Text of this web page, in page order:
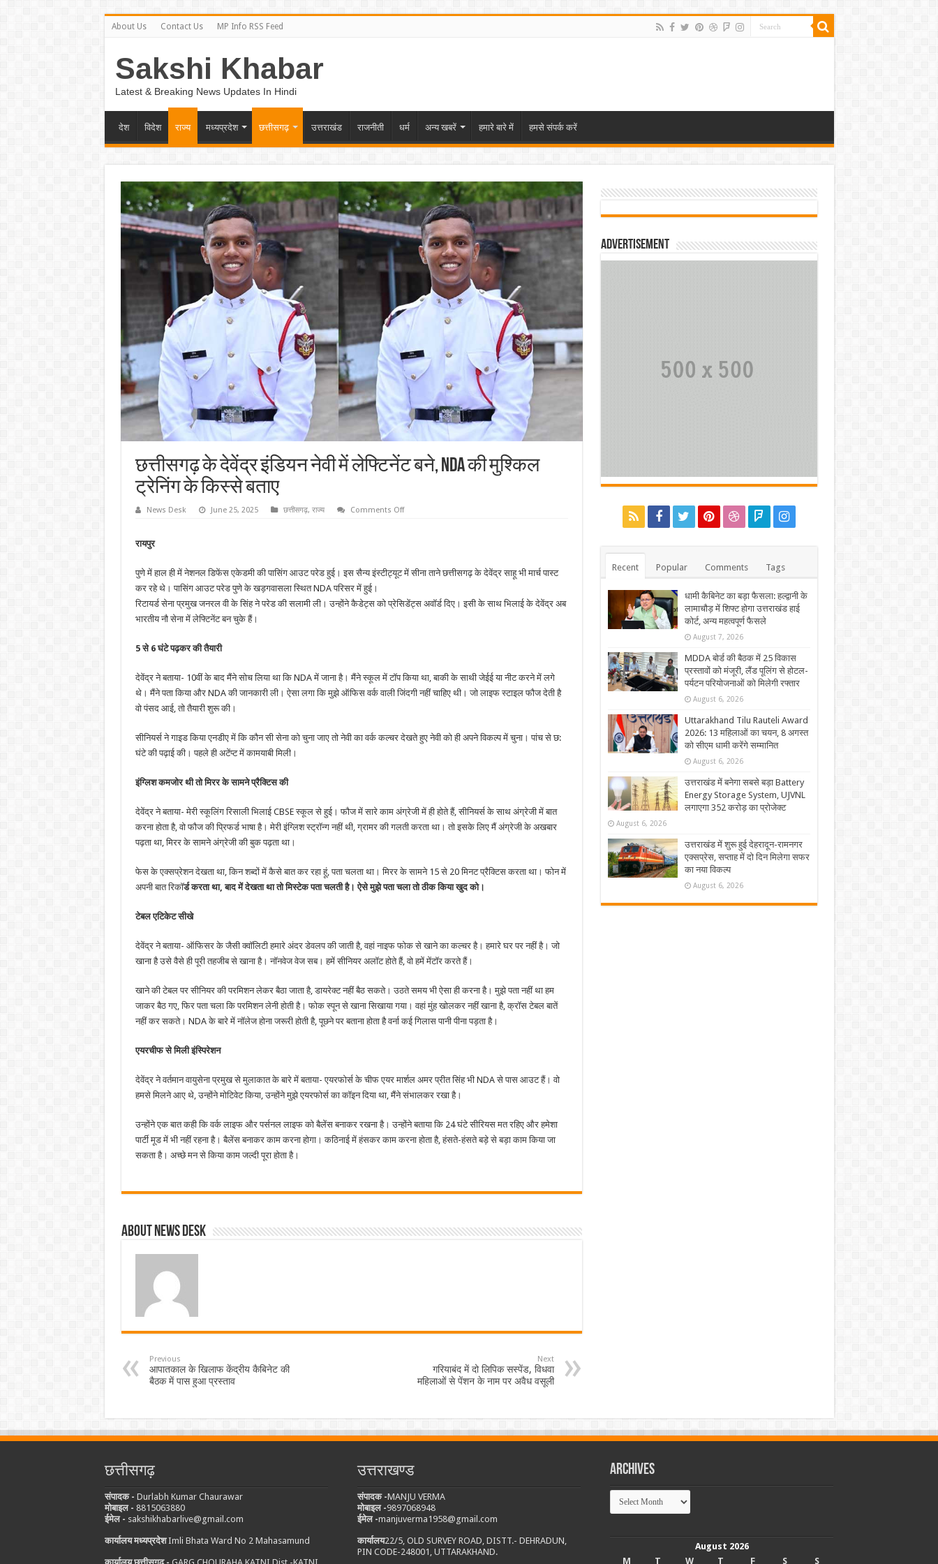
About Us Contact Us MP Info RSS Feed
Sakshi Khabar
Latest & Breaking News Updates In Hindi
देश विदेश राज्य मध्यप्रदेश छत्तीसगढ़ उत्तराखंड राजनीती धर्म अन्य खबरें हमारे बारे में हमसे संपर्क करें
छत्तीसगढ़ के देवेंद्र इंडियन नेवी में लेफ्टिनेंट बने, NDA की मुश्किल
ट्रेनिंग के किस्से बताए
News Desk June 25, 2025 छत्तीसगढ़, राज्य Comments Offon
लेफ्टिनेंट
की
मुश्किल
रायपुर
पुणे में हाल ही में नेशनल डिफेंस एकेडमी की पासिंग आउट परेड हुई। इस सैन्य इंस्टीट्यूट में सीना ताने छत्तीसगढ़ के देवेंद्र साहू भी मार्च पास्ट
कर रहे थे। पासिंग आउट परेड पुणे के खड़गवासला स्थित NDA परिसर में हुई।
रिटायर्ड सेना प्रमुख जनरल वी के सिंह ने परेड की सलामी ली। उन्‍होंने कैडेट्स को प्रेसिडेंट्स अवॉर्ड दिए। इसी के साथ भिलाई के देवेंद्र अब
भारतीय नौ सेना में लेफ्टिनेंट बन चुके हैं।
5 से 6 घंटे पढ़कर की तैयारी
देवेंद्र ने बताया- 10वीं के बाद मैंने सोच लिया था कि NDA में जाना है। मैंने स्कूल में टॉप किया था, बाकी के साथी जेईई या नीट करने में लगे
थे। मैंने पता किया और NDA की जानकारी ली। ऐसा लगा कि मुझे ऑफिस वर्क वाली जिंदगी नहीं चाहिए थी। जो लाइफ स्टाइल फौज देती है
वो पंसद आई, तो तैयारी शुरू की।
सीनियर्स ने गाइड किया एनडीए में कि कौन सी सेना को चुना जाए तो नेवी का वर्क कल्चर देखते हुए नेवी को ही अपने विकल्प में चुना। पांच से छ:
घंटे की पढ़ाई की। पहले ही अटेंप्ट में कामयाबी मिली।
इंग्लिश कमजोर थी तो मिरर के सामने प्रैक्टिस की
देवेंद्र ने बताया- मेरी स्कूलिंग रिसाली भिलाई CBSE स्कूल से हुई। फौज में सारे काम अंग्रेजी में ही होते हैं, सीनियर्स के साथ अंग्रेजी में बात
करना होता है, वो फौज की प्रिफर्ड भाषा है। मेरी इंग्लिश स्ट्रॉन्ग नहीं थी, ग्रामर की गलती करता था। तो इसके लिए मैं अंग्रेजी के अखबार
पढ़ता था, मिरर के सामने अंग्रेजी की बुक पढ़ता था।
फेस के एक्सप्रेशन देखता था, किन शब्दों में कैसे बात कर रहा हूं, पता चलता था। मिरर के सामने 15 से 20 मिनट प्रैक्टिस करता था। फोन में
अपनी बात रिकॉर्ड करता था, बाद में देखता था तो मिस्टेक पता चलती है। ऐसे मुझे पता चला तो ठीक किया खुद को।
टेबल एटिकेट सीखे
देवेंद्र ने बताया- ऑफिसर के जैसी क्वॉलिटी हमारे अंदर डेवलप की जाती है, वहां नाइफ फोक से खाने का कल्चर है। हमारे घर पर नहीं है। जो
खाना है उसे वैसे ही पूरी तहजीब से खाना है। नॉनवेज वेज सब। हमें सीनियर अलॉट होते हैं, वो हमें मेंटॉर करते हैं।
खाने की टेबल पर सीनियर की परमिशन लेकर बैठा जाता है, डायरेक्ट नहीं बैठ सकते। उठते समय भी ऐसा ही करना है। मुझे पता नहीं था हम
जाकर बैठ गए, फिर पता चला कि परमिशन लेनी होती है। फोक स्पून से खाना सिखाया गया। वहां मुंह खोलकर नहीं खाना है, क्रॉस टेबल बातें
नहीं कर सकते। NDA के बारे में नॉलेज होना जरूरी होती है, पूछने पर बताना होता है वर्ना कई गिलास पानी पीना पड़ता है।
एयरचीफ से मिली इंस्पिरेशन
देवेंद्र ने वर्तमान वायुसेना प्रमुख से मुलाकात के बारे में बताया- एयरफोर्स के चीफ एयर मार्शल अमर प्रीत सिंह भी NDA से पास आउट हैं। वो
हमसे मिलने आए थे, उन्होंने मोटिवेट किया, उन्होंने मुझे एयरफोर्स का कॉइन दिया था, मैंने संभालकर रखा है।
उन्होंने एक बात कही कि वर्क लाइफ और पर्सनल लाइफ को बैलेंस बनाकर रखना है। उन्होंने बताया कि 24 घंटे सीरियस मत रहिए और हमेशा
पार्टी मूड में भी नहीं रहना है। बैलेंस बनाकर काम करना होगा। कठिनाई में हंसकर काम करना होता है, हंसते-हंसते बड़े से बड़ा काम किया जा
सकता है। अच्छे मन से किया काम जल्दी पूरा होता है।
About News Desk
Previous
आपातकाल के खिलाफ केंद्रीय कैबिनेट की
बैठक में पास हुआ प्रस्ताव
Next
गरियाबंद में दो लिपिक सस्पेंड, विधवा
महिलाओं से पेंशन के नाम पर अवैध वसूली
Advertisement
Recent Popular Comments Tags
धामी कैबिनेट का बड़ा फैसला: हल्द्वानी के
लामाचौड़ में शिफ्ट होगा उत्तराखंड हाई
कोर्ट, अन्य महत्वपूर्ण फैसले
August 7, 2026
MDDA बोर्ड की बैठक में 25 विकास
प्रस्तावों को मंजूरी, लैंड पूलिंग से होटल-
पर्यटन परियोजनाओं को मिलेगी रफ्तार
August 6, 2026
Uttarakhand Tilu Rauteli Award
2026: 13 महिलाओं का चयन, 8 अगस्त
को सीएम धामी करेंगे सम्मानित
August 6, 2026
उत्तराखंड में बनेगा सबसे बड़ा Battery
Energy Storage System, UJVNL
लगाएगा 352 करोड़ का प्रोजेक्ट
August 6, 2026
उत्तराखंड में शुरू हुई देहरादून-रामनगर
एक्सप्रेस, सप्ताह में दो दिन मिलेगा सफर
का नया विकल्प
August 6, 2026
छत्तीसगढ़
संपादक - Durlabh Kumar Chaurawar
मोबाइल - 8815063880
ईमेल - sakshikhabarlive@gmail.com
कार्यालय मध्यप्रदेशImli Bhata Ward No 2 Mahasamund
उत्तराखण्ड
संपादक -MANJU VERMA
मोबाइल -9897068948
ईमेल -manjuverma1958@gmail.com
कार्यालय22/5, OLD SURVEY ROAD, DISTT.- DEHRADUN,
PIN CODE-248001, UTTARAKHAND.
Archives
Archives
August 2026
M
T W T F S S